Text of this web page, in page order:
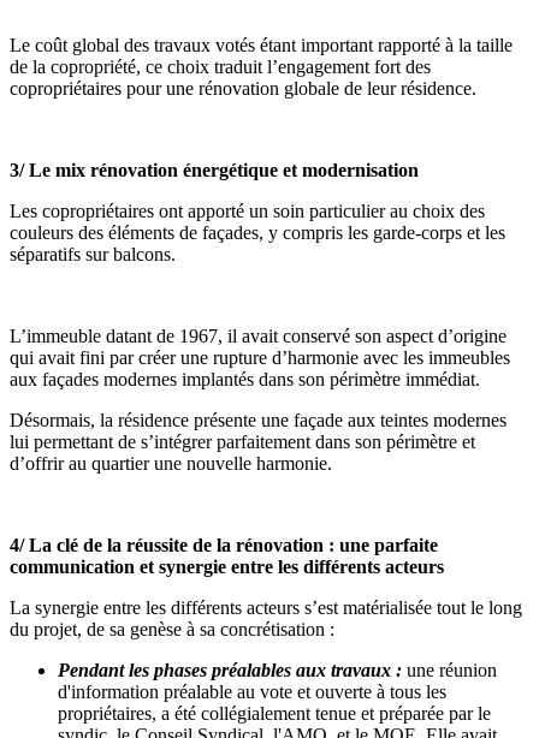
Le coût global des travaux votés étant important rapporté à la taille
de la copropriété, ce choix traduit l’engagement fort des
copropriétaires pour une rénovation globale de leur résidence.
3/ Le mix rénovation énergétique et modernisation
Les copropriétaires ont apporté un soin particulier au choix des
couleurs des éléments de façades, y compris les garde-corps et les
séparatifs sur balcons.
L’immeuble datant de 1967, il avait conservé son aspect d’origine
qui avait fini par créer une rupture d’harmonie avec les immeubles
aux façades modernes implantés dans son périmètre immédiat.
Désormais, la résidence présente une façade aux teintes modernes
lui permettant de s’intégrer parfaitement dans son périmètre et
d’offrir au quartier une nouvelle harmonie.
4/ La clé de la réussite de la rénovation : une parfaite
communication et synergie entre les différents acteurs
La synergie entre les différents acteurs s’est matérialisée tout le long
du projet, de sa genèse à sa concrétisation :
Pendant les phases préalables aux travaux : une réunion
d'information préalable au vote et ouverte à tous les
propriétaires, a été collégialement tenue et préparée par le